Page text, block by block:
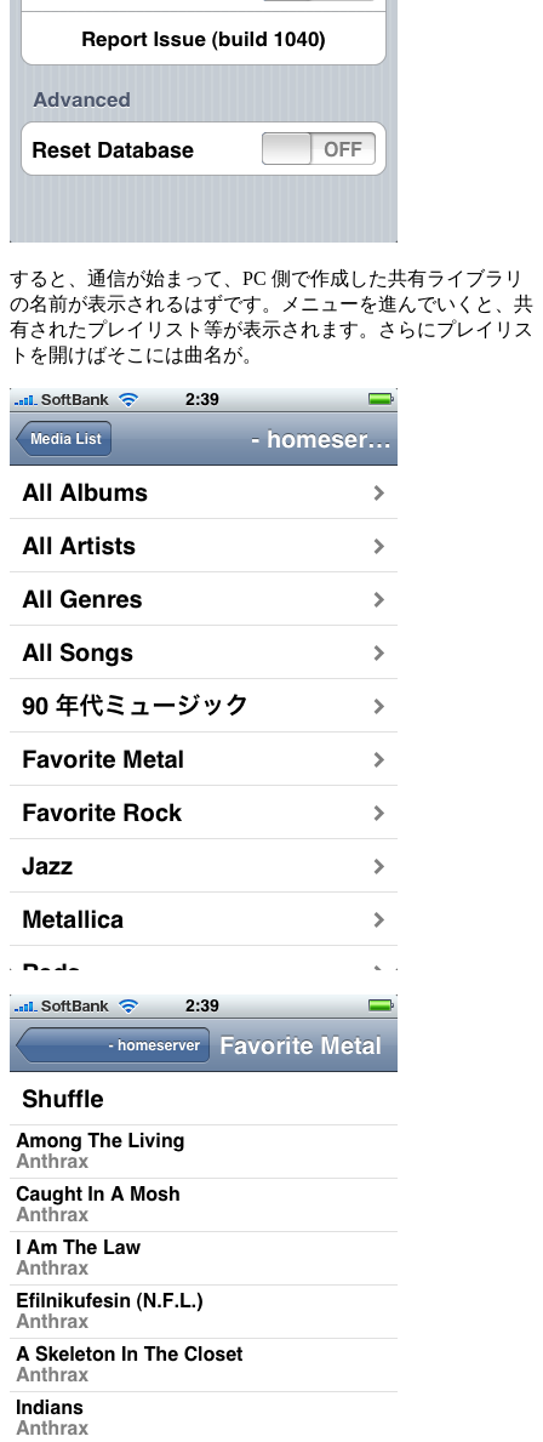
すると、通信が始まって、PC 側で作成した共有ライブラリ
の名前が表示されるはずです。メニューを進んでいくと、共
有されたプレイリスト等が表示されます。さらにプレイリス
トを開けばそこには曲名が。